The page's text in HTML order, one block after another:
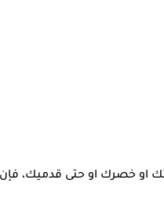
او خصرك او حتى قدميك، فإن